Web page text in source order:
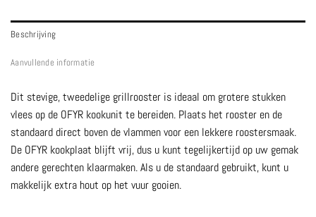
Beschrijving
Aanvullende informatie
Dit stevige, tweedelige grillrooster is ideaal om grotere stukken
vlees op de OFYR kookunit te bereiden. Plaats het rooster en de
standaard direct boven de vlammen voor een lekkere roostersmaak.
De OFYR kookplaat blijft vrij, dus u kunt tegelijkertijd op uw gemak
andere gerechten klaarmaken. Als u de standaard gebruikt, kunt u
makkelijk extra hout op het vuur gooien.